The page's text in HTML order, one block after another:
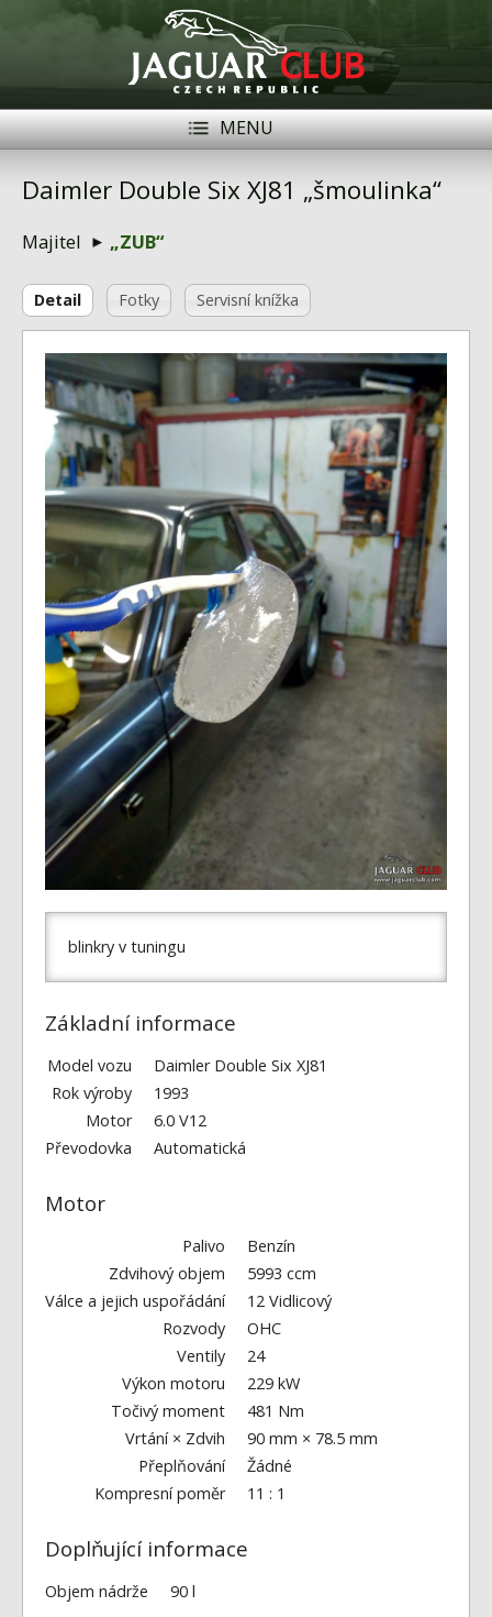
MENU
Členové
Naše vozy
Akce
Inzerce
Fórum
Videa
Kontakt
Daimler Double Six XJ81 „šmoulinka“
Majitel „ZUB“
Detail Fotky Servisní knížka
blinkry v tuningu
Základní informace
Model vozu
Daimler Double Six XJ81
Rok výroby
1993
Motor
6.0 V12
Převodovka
Automatická
Motor
Palivo
Benzín
Zdvihový objem
5993 ccm
Válce a jejich uspořádání
12 Vidlicový
Rozvody
OHC
Ventily
24
Výkon motoru
229 kW
Točivý moment
481 Nm
Vrtání × Zdvih
90 mm × 78.5 mm
Přeplňování
Žádné
Kompresní poměr
11 : 1
Doplňující informace
Objem nádrže 90 l